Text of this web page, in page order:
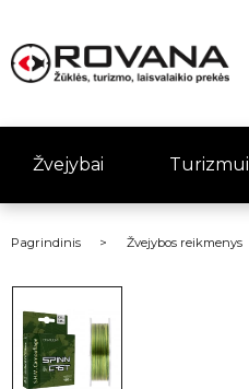
Žvejybai Turizmui
Pagrindinis Žvejybos reikmenys